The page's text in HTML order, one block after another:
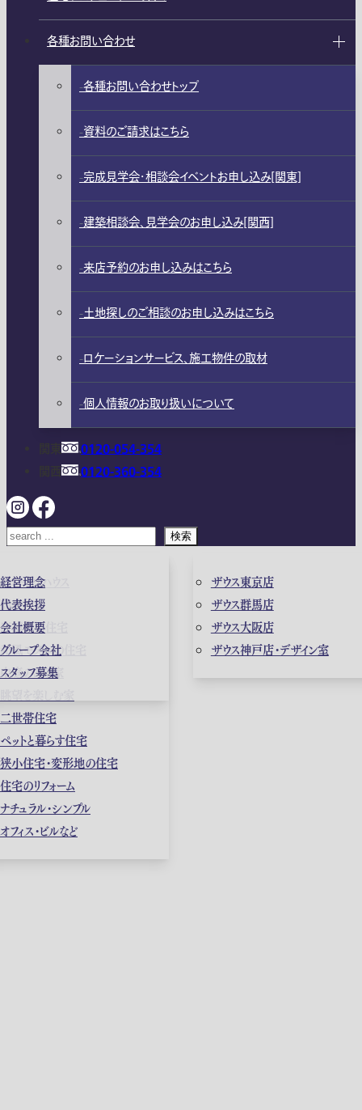
ガレージハウス
高級住宅
店舗併用住宅
和風モダンの住宅
中庭のある家
二世帯住宅
ペットと暮らす住宅
狭小住宅・変形地の住宅
住宅のリフォーム
ナチュラル・シンプル
オフィス・ビルなど
経営理念
代表挨拶
会社概要
グループ会社
スタッフ募集
ザウス東京店
ザウス群馬店
ザウス大阪店
ザウス神戸店・デザイン室
各種お問い合わせ
各種お問い合わせトップ
資料のご請求はこちら
完成見学会・相談会イベントお申し込み[関東]
建築相談会、見学会のお申し込み[関西]
来店予約のお申し込みはこちら
土地探しのご相談のお申し込みはこちら
ロケーションサービス、施工物件の取材
個人情報のお取り扱いについて
0120-054-354
0120-360-354
検索